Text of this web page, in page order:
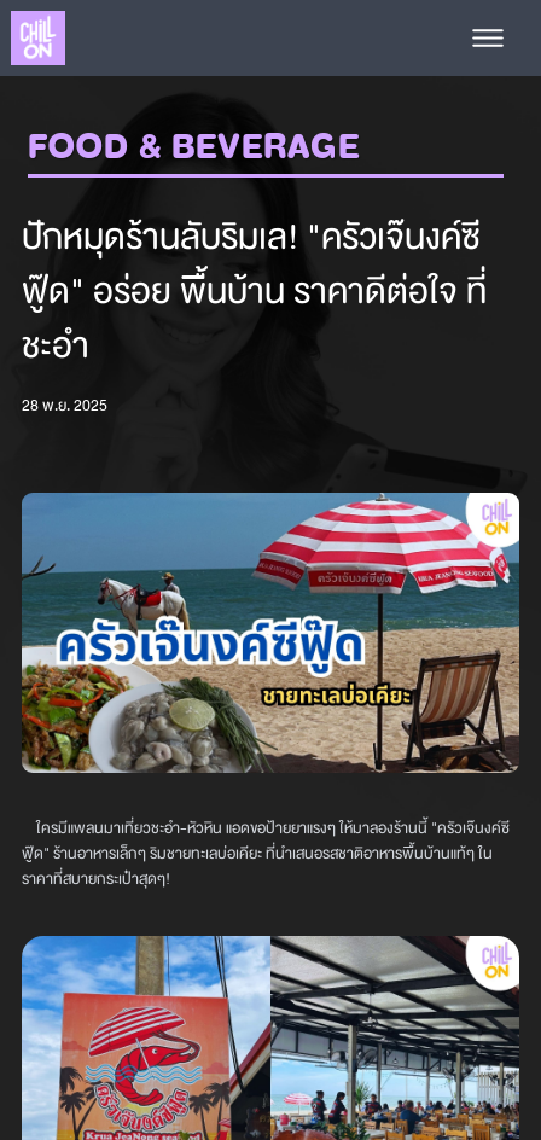
FOOD & BEVERAGE
ปักหมุดร้านลับริมเล! "ครัวเจ๊นงค์ซี
ฟู๊ด" อร่อย พื้นบ้าน ราคาดีต่อใจ ที่
ชะอำ
28 พ.ย. 2025
ใครมีแพลนมาเที่ยวชะอำ-หัวหิน แอดขอป้ายยาแรงๆ ให้มาลองร้านนี้ "ครัวเจ๊นงค์ซี
ฟู๊ด" ร้านอาหารเล็กๆ ริมชายทะเลบ่อเคียะ ที่นำเสนอรสชาติอาหารพื้นบ้านแท้ๆ ใน
ราคาที่สบายกระเป๋าสุดๆ!